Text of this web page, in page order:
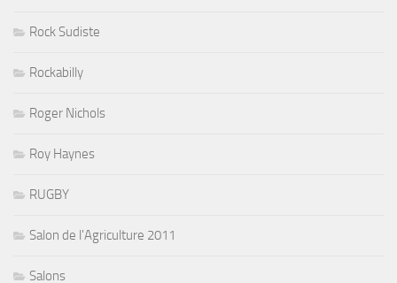
Rock Sudiste
Rockabilly
Roger Nichols
Roy Haynes
RUGBY
Salon de l'Agriculture 2011
Salons